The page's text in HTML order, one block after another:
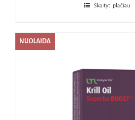
Skaityti plačiau
NUOLAIDA